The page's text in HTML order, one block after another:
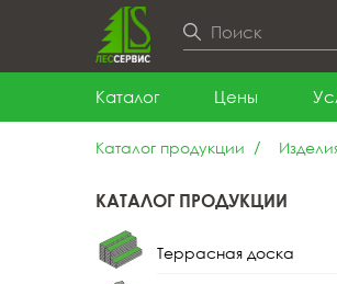
Каталог Цены
Каталог продукции
КАТАЛОГ ПРОДУКЦИИ
Террасная доска